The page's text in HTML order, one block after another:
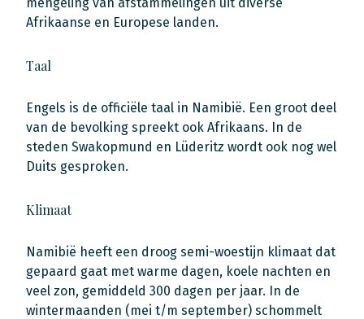
Afrikaanse en Europese landen.
Taal
Engels is de officiële taal in Namibië. Een groot deel
van de bevolking spreekt ook Afrikaans. In de
steden Swakopmund en Lüderitz wordt ook nog wel
Duits gesproken.
Klimaat
Namibië heeft een droog semi-woestijn klimaat dat
gepaard gaat met warme dagen, koele nachten en
veel zon, gemiddeld 300 dagen per jaar. In de
wintermaanden (mei t/m september) schommelt